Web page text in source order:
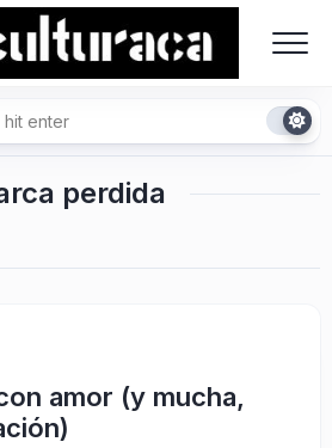
perdida
amor (y mucha,